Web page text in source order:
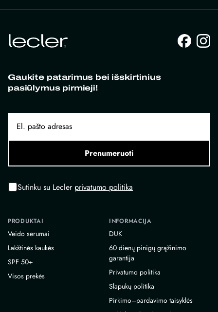
Gaukite patarimus bei išskirtinius
pasiūlymus pirmieji!
Prenumeruoti
Sutinku su Lecler privatumo politika
PRODUKTAI
Veido serumai
Lakštinės kaukės
SPF 50+
Visos prekės
INFORMACIJA
DUK
60 dienų pinigų grąžinimo
garantija
Privatumo politika
Slapukų politika
Pirkimo–pardavimo taisyklės